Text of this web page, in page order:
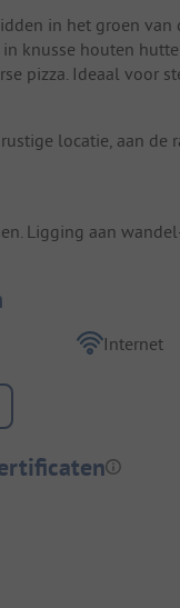
in het groen
knusse houten
pizza. Ideaal
locatie, aan de
Ligging aan
Internet